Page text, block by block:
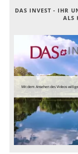
DAS INVEST - IHR
ALS
Mit dem Ansehen des Videos